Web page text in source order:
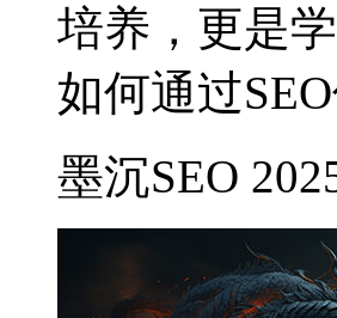
培养，更是
如何通过
墨沉SEO